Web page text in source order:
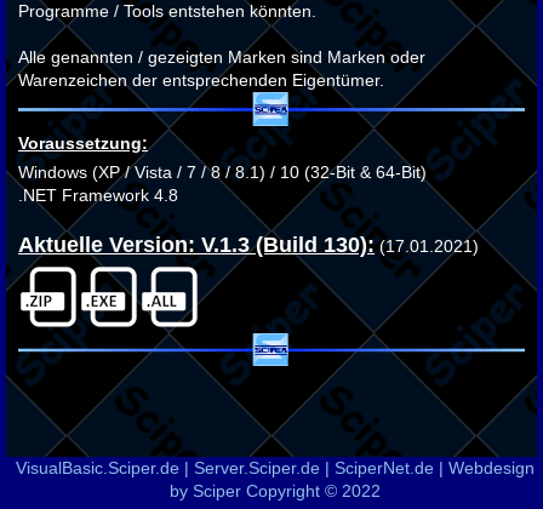
Programme / Tools entstehen könnten.
Alle genannten / gezeigten Marken sind Marken oder
Warenzeichen der entsprechenden Eigentümer.
Voraussetzung:
Windows (XP / Vista / 7 / 8 / 8.1) / 10 (32-Bit & 64-Bit)
.NET Framework 4.8
Aktuelle Version: V.1.3 (Build 130):(17.01.2021)
VisualBasic.Sciper.de | Server.Sciper.de | SciperNet.de | Webdesign
by Sciper Copyright © 2022